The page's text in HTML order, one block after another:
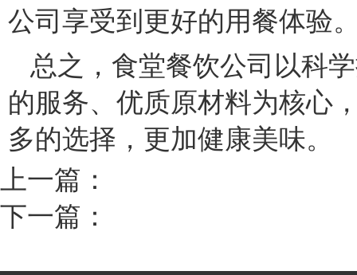
公司享受到更好的用餐体验
总之，食堂餐饮公司以科
的服务、优质原材料为核心
多的选择，更加健康美味。
上一篇：
下一篇：